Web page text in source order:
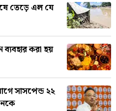
তেড়ে এল যে
করা হয়
সাসপেন্ড ২২